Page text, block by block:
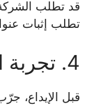
قد تطلب الشركة
تطلب إثبات
4. تجربة المنصة
قبل الإيداع،